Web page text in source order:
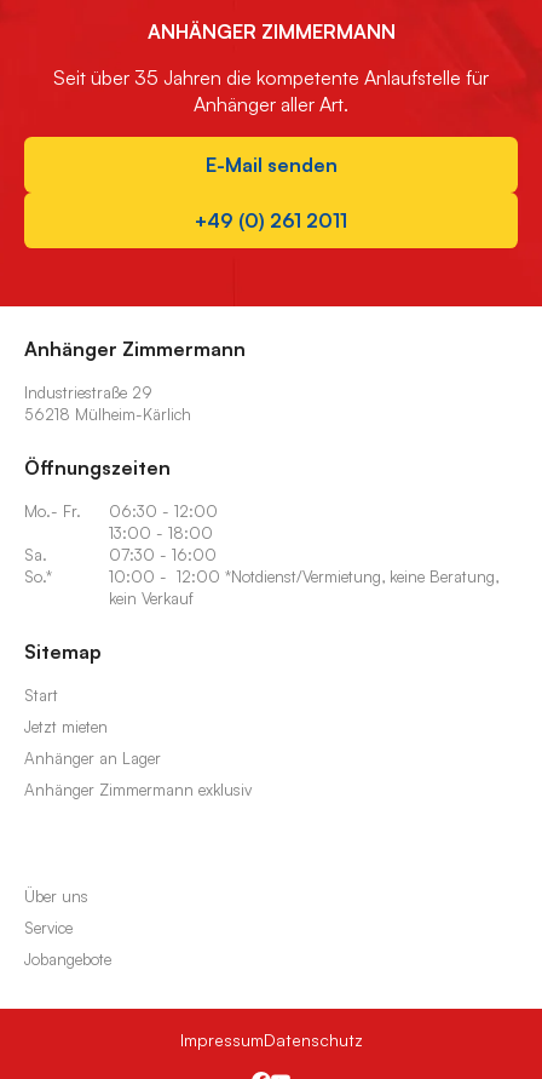
ANHÄNGER ZIMMERMANN
Seit über 35 Jahren die kompetente Anlaufstelle für
Anhänger aller Art.
E-Mail senden
+49 (0) 261 2011
Anhänger Zimmermann
Industriestraße 29
56218 Mülheim-Kärlich
Öffnungszeiten
Mo.- Fr.
06:30 - 12:00
13:00 - 18:00
Sa.
07:30 - 16:00
So.*
10:00 - 12:00 *Notdienst/Vermietung, keine Beratung,
kein Verkauf
Sitemap
Start
Jetzt mieten
Anhänger an Lager
Anhänger Zimmermann exklusiv
Über uns
Service
Jobangebote
ImpressumDatenschutz